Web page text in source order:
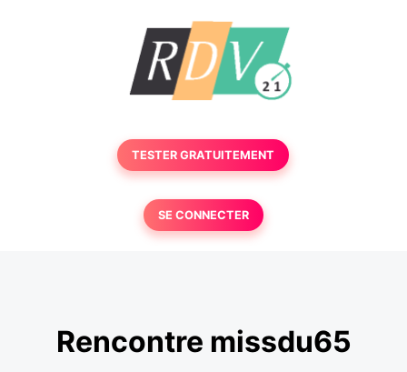
TESTER GRATUITEMENT
SE CONNECTER
Rencontre missdu65